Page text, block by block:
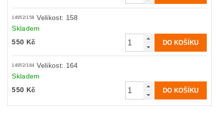
14952/158 Velikost: 158
Skladem
550 Kč
14952/164 Velikost: 164
Skladem
550 Kč